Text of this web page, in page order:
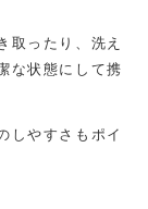
取ったり、洗え
な状態にして携
しやすさもポイ